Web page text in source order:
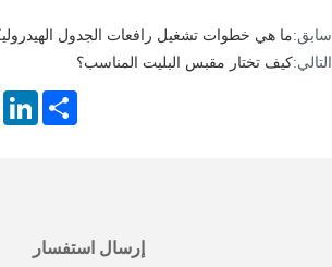
سابق:ما هي خطوات تشغيل رافعات الجدول
التالي:كيف تختار مقبس البليت المناسب؟
Share
إرسال استفسار